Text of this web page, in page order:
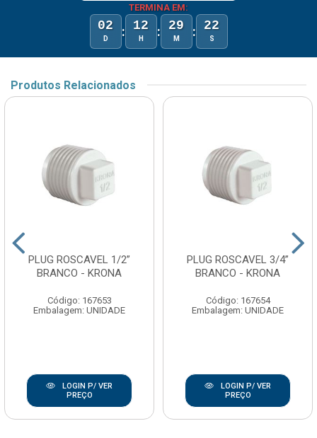
TERMINA EM:
02
D : 12
H : 29
M : 22
S
Produtos Relacionados
PLUG ROSCAVEL 1/2”
BRANCO - KRONA
Código: 167653
Embalagem: UNIDADE
LOGIN P/ VER
PREÇO
PLUG ROSCAVEL 3/4”
BRANCO - KRONA
Código: 167654
Embalagem: UNIDADE
LOGIN P/ VER
PREÇO